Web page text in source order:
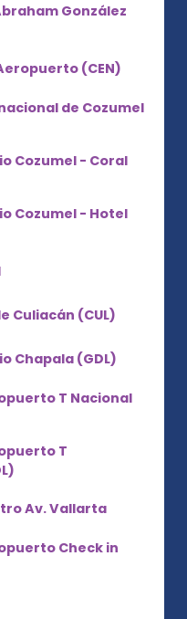
González
(CEN)
de Cozumel
Cozumel - Coral
Cozumel - Hotel
Culiacán (CUL)
Chapala (GDL)
T Nacional
T
Av. Vallarta
Check in